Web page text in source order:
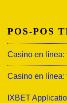
POS-POS
Casino en línea:
Casino en línea:
IXBET